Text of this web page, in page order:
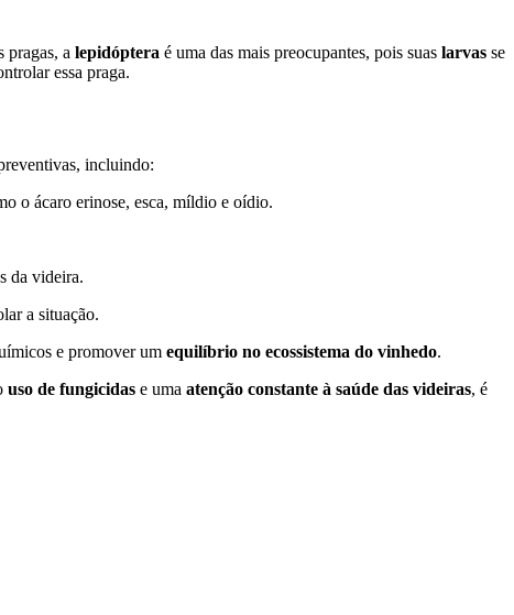
pragas, a lepidóptera é uma das mais preocupantes, pois suas larvas se
essa praga.
incluindo:
o ácaro erinose, esca, míldio e oídio.
da videira.
a situação.
e promover um equilíbrio no ecossistema do vinhedo.
uso de fungicidas e uma atenção constante à saúde das videiras, é